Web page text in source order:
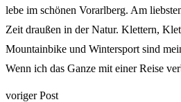
lebe im schönen Vorarlberg. Am
Zeit draußen in der Natur. Klettern,
Mountainbike und Wintersport sind
Wenn ich das Ganze mit einer Reise
voriger Post